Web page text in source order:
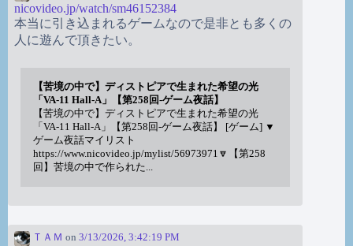
nicovideo.jp/watch/sm46152384
本当に引き込まれるゲームなので是非とも多くの
人に遊んで頂きたい。
【苦境の中で】ディストピアで生まれた希望の光
「VA-11 Hall-A」【第258回-ゲーム夜話】
【苦境の中で】ディストピアで生まれた希望の光
「VA-11 Hall-A」【第258回-ゲーム夜話】 [ゲーム] ▼
ゲーム夜話マイリスト
https://www.nicovideo.jp/mylist/56973971🔽【第258
回】苦境の中で作られた...
ＴＡＭ on 3/13/2026, 3:42:19 PM